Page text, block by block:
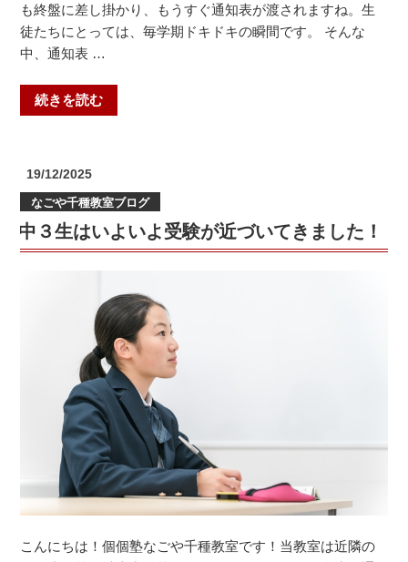
も終盤に差し掛かり、もうすぐ通知表が渡されますね。生
徒たちにとっては、毎学期ドキドキの瞬間です。 そんな
中、通知表 …
“２
学
テ
ス
ト
続きを読む
投
日:
19/12/2025
なごや千種教室ブログ
中３生はいよいよ受験が近づいてきました！
こんにちは！個個塾なごや千種教室です！当教室は近隣の